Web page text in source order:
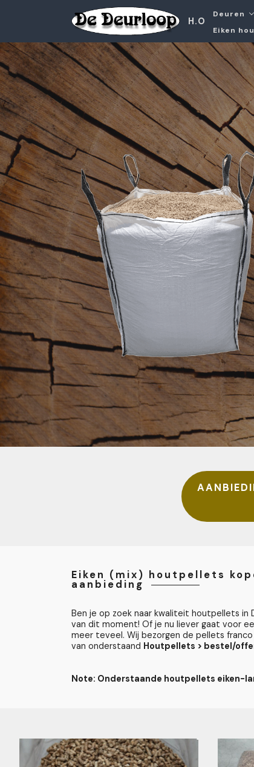
H.O
Deuren
Eiken
Eiken (mix) houtpellets
aanbieding
Ben je op zoek naar kwaliteit houtpellets in
van dit moment! Of je nu liever gaat voor
meer teveel. Wij bezorgen de pellets
van onderstaand Houtpellets > bestel/
Note: Onderstaande houtpellets eiken-